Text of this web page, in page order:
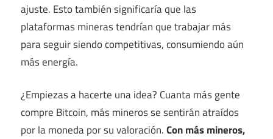
ajuste. Esto también significaría que las
plataformas mineras tendrían que trabajar más
para seguir siendo competitivas, consumiendo aún
más energía.
¿Empiezas a hacerte una idea? Cuanta más gente
compre Bitcoin, más mineros se sentirán atraídos
por la moneda por su valoración.Con más mineros,